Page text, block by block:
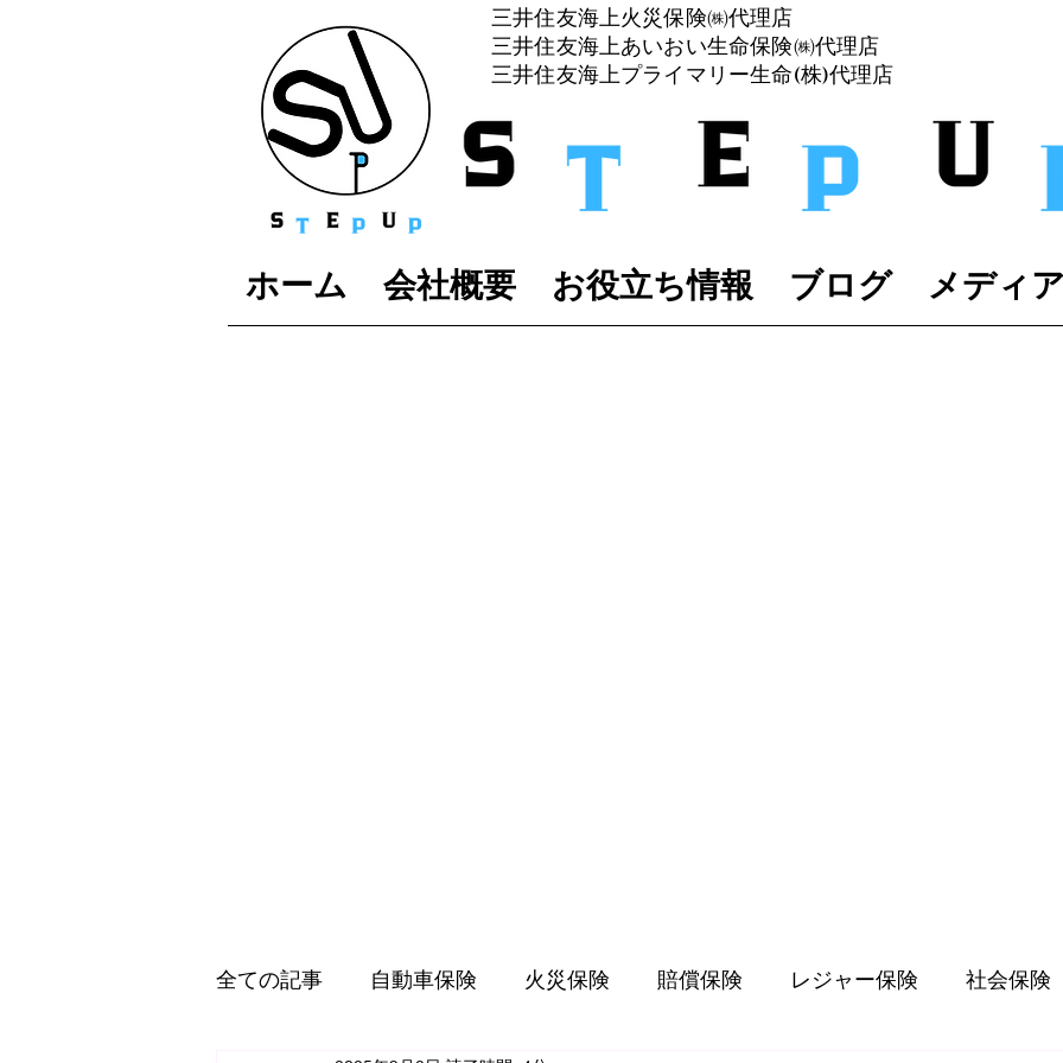
三井住友海上火災保険㈱代理店
​三井住友海上あいおい生命保険㈱代理店
​三井住友海上プライマリー生命(株)代理店
ホーム 会社概要 お役立ち情報 ブログ メディ
全ての記事 自動車保険 火災保険 賠償保険 レジャー保険 社会保険